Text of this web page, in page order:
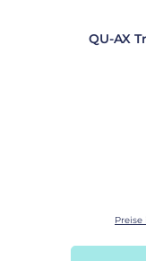
QU-AX
Preise